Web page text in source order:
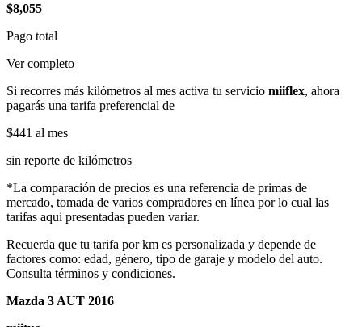
$8,055
Pago total
Ver completo
Si recorres más kilómetros al mes activa tu servicio miiflex, ahora
pagarás una tarifa preferencial de
$441 al mes
sin reporte de kilómetros
*La comparación de precios es una referencia de primas de
mercado, tomada de varios compradores en línea por lo cual las
tarifas aqui presentadas pueden variar.
Recuerda que tu tarifa por km es personalizada y depende de
factores como: edad, género, tipo de garaje y modelo del auto.
Consulta términos y condiciones.
Mazda 3 AUT 2016